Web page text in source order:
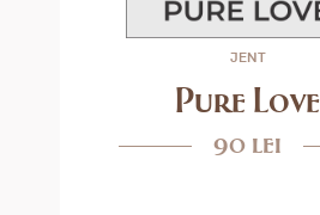
JENT
Pure Love
90 lei